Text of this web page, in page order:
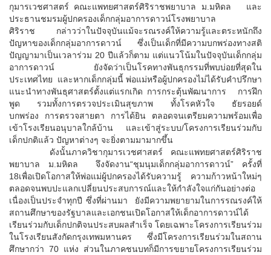
กุมารเวชศาสตร์ คณะแพทยศาสตร์ศิริราชพยาบาล ม.มหิดล และ
ประธานชมรมผู้ปกครองเด็กกลุ่มอาการดาวน์โรงพยาบาล
ศิริราช กล่าวว่าในปัจจุบันแม้จะรณรงค์ให้ความรู้และตระหนักถึง
ปัญหาของเด็กกลุ่มอาการดาวน์ ซึ่งเป็นเด็กที่มีความบกพร่องทางสติ
ปัญญามาเป็นเวลาร่วม 20 ปีแล้วก็ตาม แต่แนวโน้มในปัจจุบันเด็กกลุ่ม
อาการดาวน์ ยังจัดว่าเป็นโรคทางพันธุกรรมที่พบบ่อยที่สุดใน
ประเทศไทย และหากเด็กกลุ่มนี้ พ่อแม่หรือผู้ปกครองไม่ได้รับคำปรึกษา
แนะนำทางพันธุศาสตร์ตั้งแต่แรกเกิด การกระตุ้นพัฒนาการ การฝึก
พูด รวมทั้งการตรวจประเมินสุขภาพ ทั้งโรคหัวใจ ธัยรอยด์
บกพร่อง การตรวจสายตา การได้ยิน ตลอดจนเตรียมความพร้อมเพื่อ
เข้าโรงเรียนอนุบาลใกล้บ้าน และเข้าสู่ระบบ/โครงการเรียนร่วมกับ
เด็กปกติแล้ว ปัญหาต่างๆ จะยิ่งตามมามากขึ้น
ดังนั้นภาควิชากุมารเวชศาสตร์ คณะแพทยศาสตร์ศิริราช
พยาบาล ม.มหิดล จึงจัดงาน“ชุมนุมเด็กกลุ่มอาการดาวน์” ครั้งที่
18เพื่อเปิดโอกาสให้พ่อแม่ผู้ปกครองได้รับความรู้ ความก้าวหน้าใหม่ๆ
ตลอดจนพบปะแลกเปลี่ยนประสบการณ์และให้กำลังใจแก่กันอย่างต่อ
เนื่องเป็นประจำทุกปี ซึ่งที่ผ่านมา ยังมีความพยายามในการรณรงค์ให้
สถานศึกษาของรัฐบาลและเอกชนเปิดโอกาสให้เด็กอาการดาวน์ได้
เรียนร่วมกับเด็กปกติจนประสบผลสำเร็จ โดยเฉพาะโครงการเรียนร่วม
ในโรงเรียนสังกัดกรุงเทพมหานคร ซึ่งมีโครงการเรียนร่วมในสถาน
ศึกษากว่า 70 แห่ง ส่วนในภาคชนบทก็มีการขยายโครงการเรียนร่วม